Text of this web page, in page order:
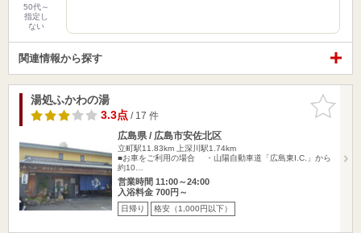
50代～
指定し
ない
関連情報から探す
お気に入
りに追加
湯処ふかわの湯
3.3点/ 17 件
広島県 / 広島市安佐北区
立町駅11.83km
上深川駅1.74km
■お車をご利用の場合 ・山陽自動車道「広島東I.C.」から
約10…
営業時間 11:00～24:00
入浴料金 700円～
日帰り 格安（1,000円以下）